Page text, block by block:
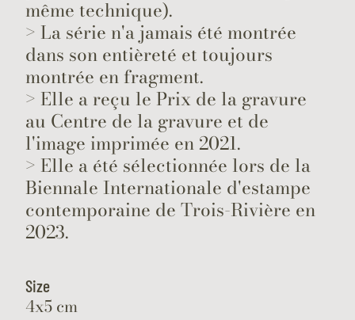
même technique).
> La série n'a jamais été montrée
dans son entièreté et toujours
montrée en fragment.
> Elle a reçu le Prix de la gravure
au Centre de la gravure et de
l'image imprimée en 2021.
> Elle a été sélectionnée lors de la
Biennale Internationale d'estampe
contemporaine de Trois-Rivière en
2023.
Size
4x5 cm